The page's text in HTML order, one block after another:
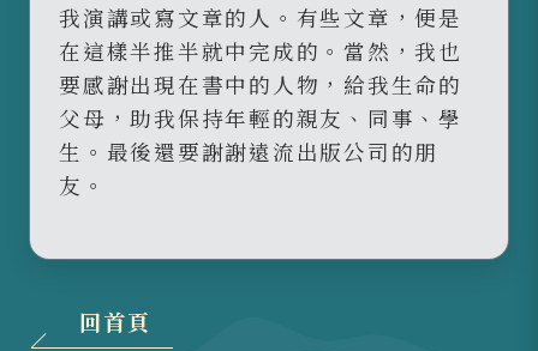
我演講或寫文章的人。有些文章，便是
在這樣半推半就中完成的。當然，我也
要感謝出現在書中的人物，給我生命的
父母，助我保持年輕的親友、同事、學
生。最後還要謝謝遠流出版公司的朋
友。
回首頁